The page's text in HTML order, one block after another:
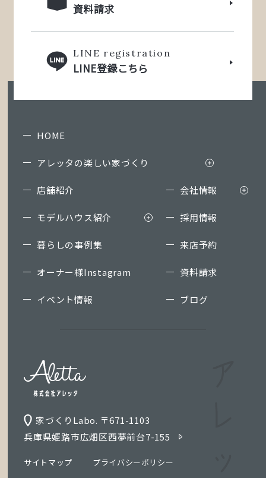
資料請求
LINE registration
LINE登録こちら
家づくりLabo. 〒671-1103
兵庫県姫路市広畑区西夢前台7-155
サイトマップ プライバシーポリシー
HOME
アレッタの楽しい家づくり
店舗紹介
モデルハウス紹介
暮らしの事例集
オーナー様Instagram
イベント情報
会社情報
採用情報
来店予約
資料請求
ブログ